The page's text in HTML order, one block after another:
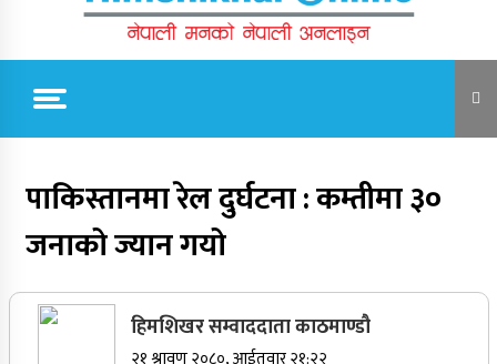
Himshikhar Online
जुम्लाबाट सुर्खेत र नेपालगञ्जतर्फ लैजाँदै गरिएको १८०
सर्वोच्चले खारेज गर्‍यो दानबहादुर बुढाको रिट,
पाकिस्तानमा रेल दुर्घटना : कम्तीमा ३०
जनाको ज्यान गयो
हिमशिखर सम्वाददाता काठमाण्डौ